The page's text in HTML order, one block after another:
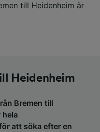
till Heidenheim är
Heidenheim
Bremen till
hela
att söka efter en